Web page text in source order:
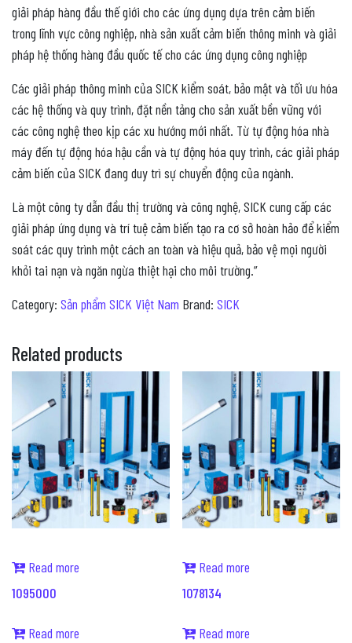
giải pháp hàng đầu thế giới cho các ứng dụng dựa trên cảm biến
trong lĩnh vực công nghiệp, nhà sản xuất cảm biến thông minh và giải
pháp hệ thống hàng đầu quốc tế cho các ứng dụng công nghiệp
Các giải pháp thông minh của SICK kiểm soát, bảo mật và tối ưu hóa
các hệ thống và quy trình, đặt nền tảng cho sản xuất bền vững với
các công nghệ theo kịp các xu hướng mới nhất. Từ tự động hóa nhà
máy đến tự động hóa hậu cần và tự động hóa quy trình, các giải pháp
cảm biến của SICK đang duy trì sự chuyển động của ngành.
Là một công ty dẫn đầu thị trường và công nghệ, SICK cung cấp các
giải pháp ứng dụng và trí tuệ cảm biến tạo ra cơ sở hoàn hảo để kiểm
soát các quy trình một cách an toàn và hiệu quả, bảo vệ mọi người
khỏi tai nạn và ngăn ngừa thiệt hại cho môi trường.”
Category: Sản phẩm SICK Việt Nam Brand: SICK
Related products
Read more
1095000
Read more
Read more
1078134
Read more